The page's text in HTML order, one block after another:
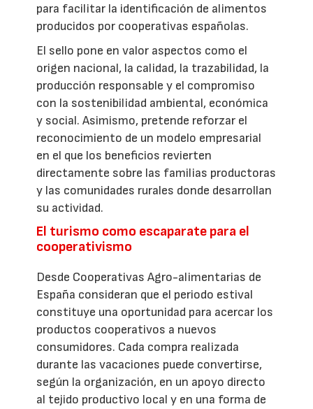
para facilitar la identificación de alimentos
producidos por cooperativas españolas.
El sello pone en valor aspectos como el
origen nacional, la calidad, la trazabilidad, la
producción responsable y el compromiso
con la sostenibilidad ambiental, económica
y social. Asimismo, pretende reforzar el
reconocimiento de un modelo empresarial
en el que los beneficios revierten
directamente sobre las familias productoras
y las comunidades rurales donde desarrollan
su actividad.
El turismo como escaparate para el
cooperativismo
Desde Cooperativas Agro-alimentarias de
España consideran que el periodo estival
constituye una oportunidad para acercar los
productos cooperativos a nuevos
consumidores. Cada compra realizada
durante las vacaciones puede convertirse,
según la organización, en un apoyo directo
al tejido productivo local y en una forma de